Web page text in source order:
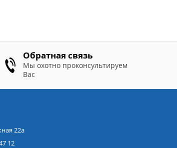
Обратная связь
Мы охотно проконсультируем
Вас
22а
12